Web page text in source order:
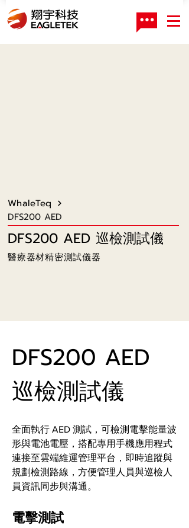
WhaleTeq
DFS200 AED
DFS200 AED 巡檢測試儀
醫療器材精密測試儀器
DFS200 AED
巡檢測試儀
全面執行 AED 測試，可檢測電擊能量波
形與電池電壓，搭配專用手機應用程式
連接至雲端維運管理平台，即時追蹤與
規劃檢測路線，方便管理人員與巡檢人
員資訊同步與溝通。
電擊測試